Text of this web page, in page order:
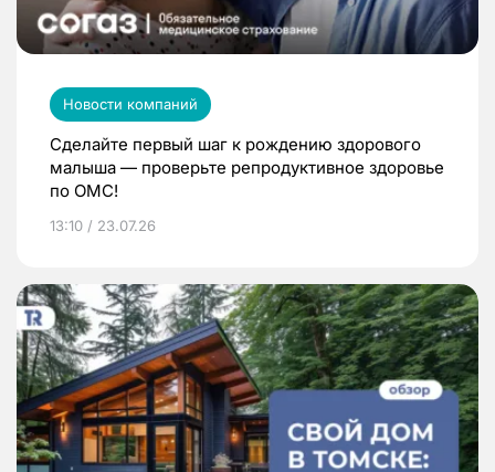
Новости компаний
Сделайте первый шаг к рождению здорового
малыша — проверьте репродуктивное здоровье
по ОМС!
13:10 / 23.07.26